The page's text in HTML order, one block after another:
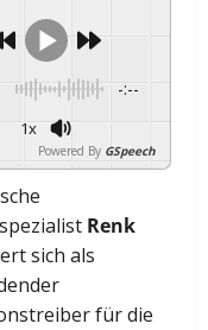
-:--
1x
Powered By GSpeech
Renk
sich als
für die